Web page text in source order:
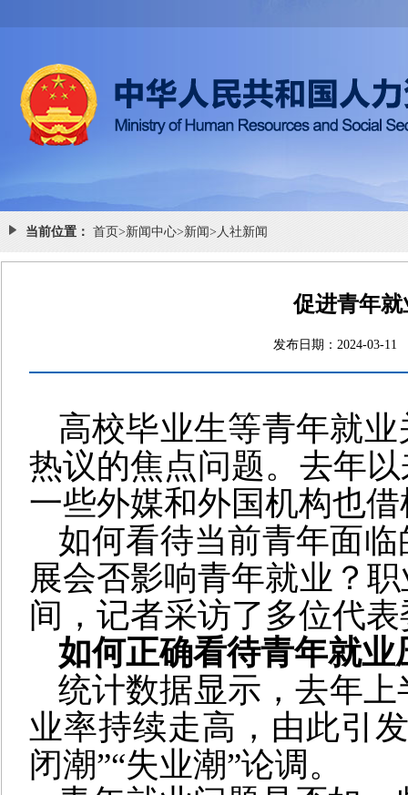
当前位置： 首页>新闻中心>新闻> 人社新闻
促进青年
发布日期：
高校毕业生等青年就
热议的焦点问题。去年
一些外媒和外国机构也
如何看待当前青年面
展会否影响青年就业？
间，记者采访了多位代
如何正确看待青年就业
统计数据显示，去年
业率持续走高，由此引
闭潮”“失业潮”论调。